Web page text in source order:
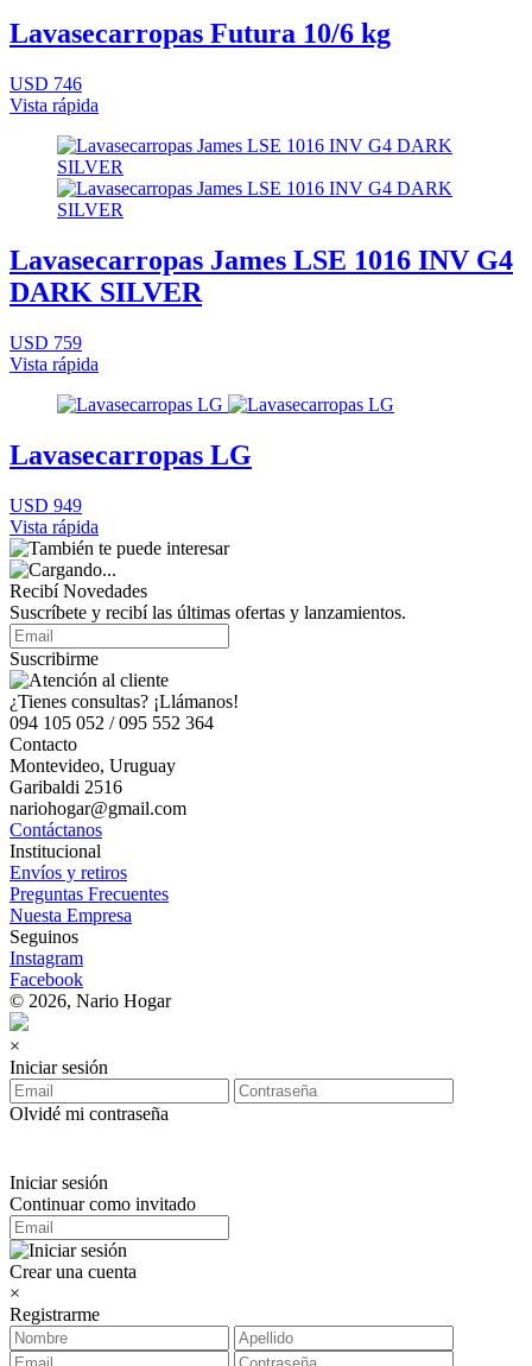
Lavasecarropas Futura 10/6 kg
USD 746
Vista rápida
Lavasecarropas James LSE 1016 INV G4
DARK SILVER
USD 759
Vista rápida
Lavasecarropas LG
USD 949
Vista rápida
Recibí Novedades
Suscríbete y recibí las últimas ofertas y lanzamientos.
Suscribirme
¿Tienes consultas? ¡Llámanos!
094 105 052 / 095 552 364
Contacto
Montevideo, Uruguay
Garibaldi 2516
nariohogar@gmail.com
Contáctanos
Institucional
Envíos y retiros
Preguntas Frecuentes
Nuesta Empresa
Seguinos
Instagram
Facebook
© 2026, Nario Hogar
×
Iniciar sesión
Olvidé mi contraseña
Iniciar sesión
Continuar como invitado
Crear una cuenta
×
Registrarme